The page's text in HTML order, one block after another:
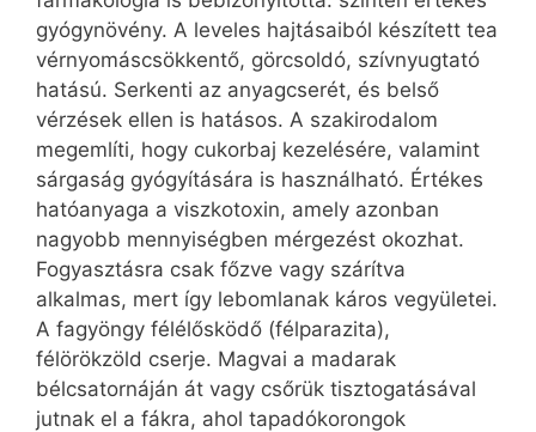
gyógynövény. A leveles hajtásaiból készített tea
vérnyomáscsökkentő, görcsoldó, szívnyugtató
hatású. Serkenti az anyagcserét, és belső
vérzések ellen is hatásos. A szakirodalom
megemlíti, hogy cukorbaj kezelésére, valamint
sárgaság gyógyítására is használható. Értékes
hatóanyaga a viszkotoxin, amely azonban
nagyobb mennyiségben mérgezést okozhat.
Fogyasztásra csak főzve vagy szárítva
alkalmas, mert így lebomlanak káros vegyületei.
A fagyöngy félélősködő (félparazita),
félörökzöld cserje. Magvai a madarak
bélcsatornáján át vagy csőrük tisztogatásával
jutnak el a fákra, ahol tapadókorongok